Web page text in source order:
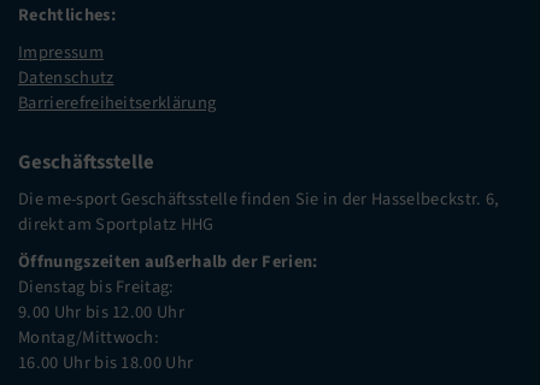
Rechtliches:
Impressum
Datenschutz
Barrierefreiheitserklärung
Geschäftsstelle
Die me-sport Geschäftsstelle finden Sie in der Hasselbeckstr. 6,
direkt am Sportplatz HHG
Öffnungszeiten außerhalb der Ferien:
Dienstag bis Freitag:
9.00 Uhr bis 12.00 Uhr
Montag/Mittwoch:
16.00 Uhr bis 18.00 Uhr